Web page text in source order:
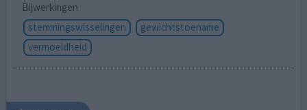
Bijwerkingen
stemmingswisselingen
gewichtstoename
vermoeidheid